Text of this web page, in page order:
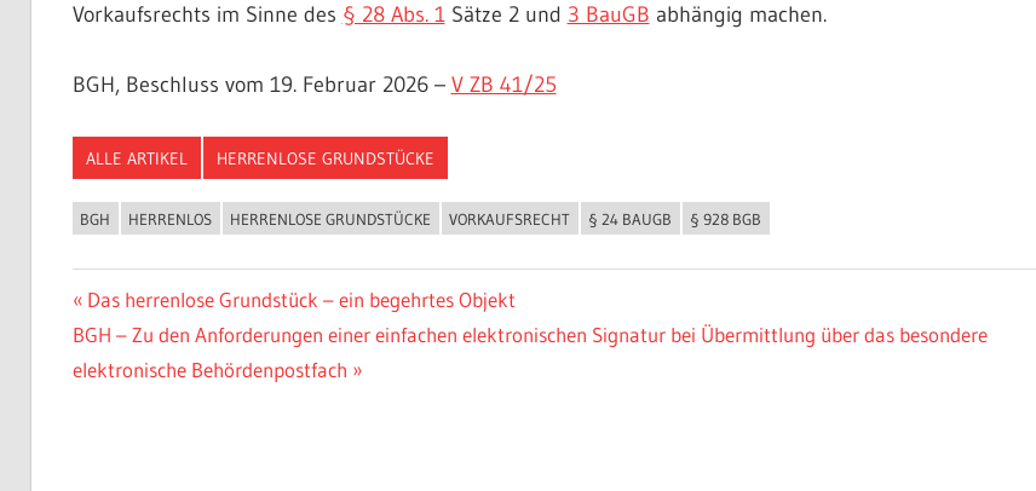
Vorkaufsrechts im Sinne des § 28 Abs. 1Sätze 2 und 3 BauGB abhängig machen.
BGH, Beschluss vom 19. Februar 2026 – V ZB 41/25
ALLE ARTIKEL HERRENLOSE GRUNDSTÜCKE
BGH HERRENLOS HERRENLOSE GRUNDSTÜCKE VORKAUFSRECHT § 24 BAUGB § 928 BGB
Beitragsnavigation
Vorheriger
Beitrag:
Das herrenlose Grundstück – ein begehrtes Objekt
Nächster
Beitrag:
BGH – Zu den Anforderungen einer einfachen elektronischen Signatur bei Übermittlung über das besondere
elektronische Behördenpostfach